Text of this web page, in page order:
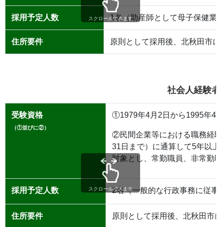
採用予定人数 1名（助産師として母子保健
住所要件 原則として採用後、北秋田市
スクロールできます
社会人経験
受験資格
（①並びに②）
①1979年4月2日から1995年4
②民間企業等における職務経
31日まで）に通算して5年以
対象とし、常勤職員、非常勤
採用予定人数 2名（一般的な行政事務に従
住所要件 原則として採用後、北秋田市
スクロールできます